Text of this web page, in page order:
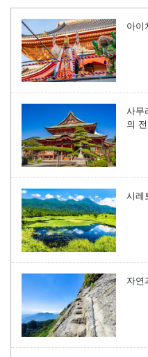
아이
사무
의
시레
자연